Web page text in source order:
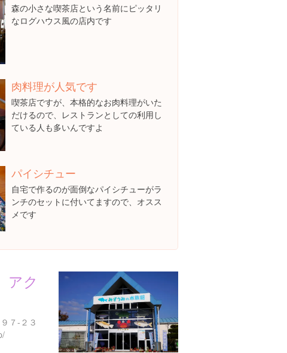
森の小さな喫茶店という名前にピッタリ
なログハウス風の店内です
肉料理が人気です
喫茶店ですが、本格的なお肉料理がいた
だけるので、レストランとしての利用し
ている人も多いんですよ
パイシチュー
自宅で作るのが面倒なパイシチューがラ
ンチのセットに付いてますので、オスス
メです
ク
７-２３